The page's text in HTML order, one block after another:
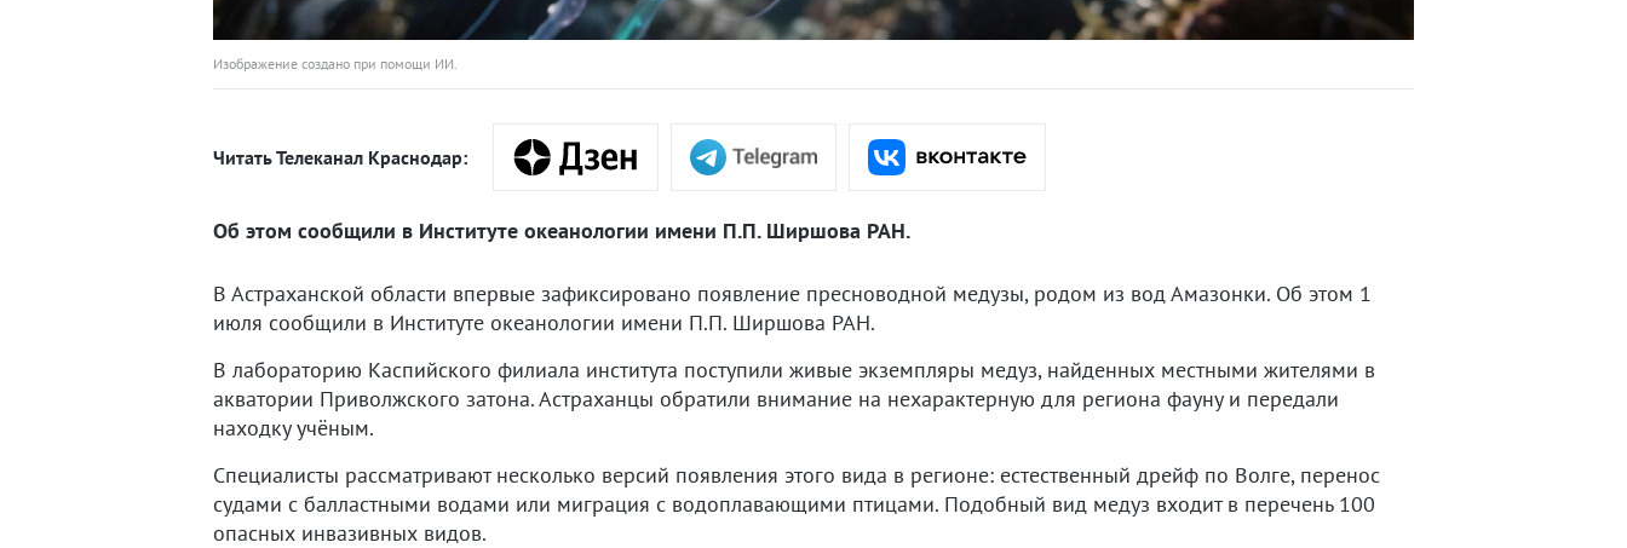
Изображение создано при помощи ИИ.
Читать Телеканал Краснодар:
Об этом сообщили в Институте океанологии имени П.П. Ширшова РАН.
В Астраханской области впервые зафиксировано появление пресноводной медузы, родом из вод Амазонки. Об этом 1
июля сообщили в Институте океанологии имени П.П. Ширшова РАН.
В лабораторию Каспийского филиала института поступили живые экземпляры медуз, найденных местными жителями в
акватории Приволжского затона. Астраханцы обратили внимание на нехарактерную для региона фауну и передали
находку учёным.
Специалисты рассматривают несколько версий появления этого вида в регионе: естественный дрейф по Волге, перенос
судами с балластными водами или миграция с водоплавающими птицами. Подобный вид медуз входит в перечень 100
опасных инвазивных видов.